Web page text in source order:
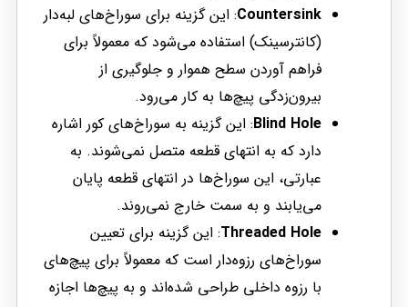
Countersink: این گزینه برای سوراخ‌های لبه‌دار
(کانترسینک) استفاده می‌شود که معمولاً برای
فراهم آوردن سطح هموار و جلوگیری از
بیرون‌زدگی پیچ‌ها به کار می‌رود.
Blind Hole: این گزینه به سوراخ‌های کور اشاره
دارد که به انتهای قطعه متصل نمی‌شوند. به
عبارتی، این سوراخ‌ها در انتهای قطعه پایان
می‌یابند و به سمت خارج نمی‌روند.
Threaded Hole: این گزینه برای تعیین
سوراخ‌های رزوه‌دار است که معمولاً برای پیچ‌های
با رزوه داخلی طراحی شده‌اند و به پیچ‌ها اجازه